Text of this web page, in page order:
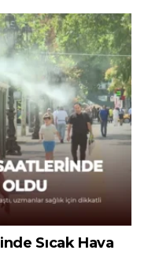
Sıcak Hava